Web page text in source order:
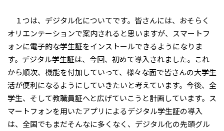
１つは、デジタル化についてです。皆さんには、おそらく
オリエンテーションで案内されると思いますが、スマートフ
ォンに電子的な学生証をインストールできるようになりま
す。デジタル学生証は、今回、初めて導入されました。これ
から順次、機能を付加していって、様々な面で皆さんの大学生
活が便利になるようにしていきたいと考えています。今後、全
学生、そして教職員証へと広げていこうと計画しています。ス
マートフォンを用いたアプリによるデジタル学生証の導入
は、全国でもまだそんなに多くなく、デジタル化の先頭グル